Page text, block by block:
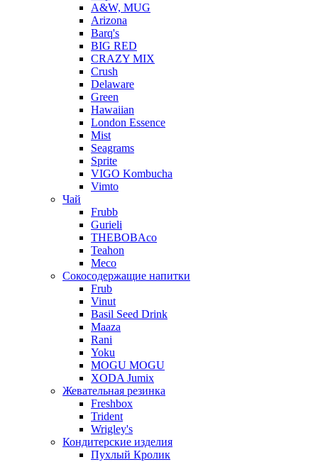
A&W, MUG
Arizona
Barq's
BIG RED
CRAZY MIX
Crush
Delaware
Green
Hawaiian
London Essence
Mist
Seagrams
Sprite
VIGO Kombucha
Vimto
Чай
Frubb
Gurieli
THEBOBAco
Teahon
Meco
Сокосодержащие напитки
Frub
Vinut
Basil Seed Drink
Maaza
Rani
Yoku
MOGU MOGU
XODA Jumix
Жевательная резинка
Freshbox
Trident
Wrigley's
Кондитерские изделия
Пухлый Кролик